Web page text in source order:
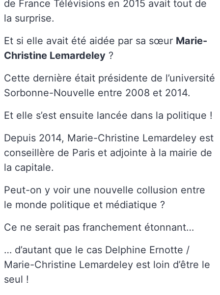
de France Télévisions en 2015 avait tout de
la surprise.
Et si elle avait été aidée par sa sœur Marie-
Christine Lemardeley ?
Cette dernière était présidente de l’université
Sorbonne-Nouvelle entre 2008 et 2014.
Et elle s’est ensuite lancée dans la politique !
Depuis 2014, Marie-Christine Lemardeley est
conseillère de Paris et adjointe à la mairie de
la capitale.
Peut-on y voir une nouvelle collusion entre
le monde politique et médiatique ?
Ce ne serait pas franchement étonnant…
… d’autant que le cas Delphine Ernotte /
Marie-Christine Lemardeley est loin d’être le
seul !